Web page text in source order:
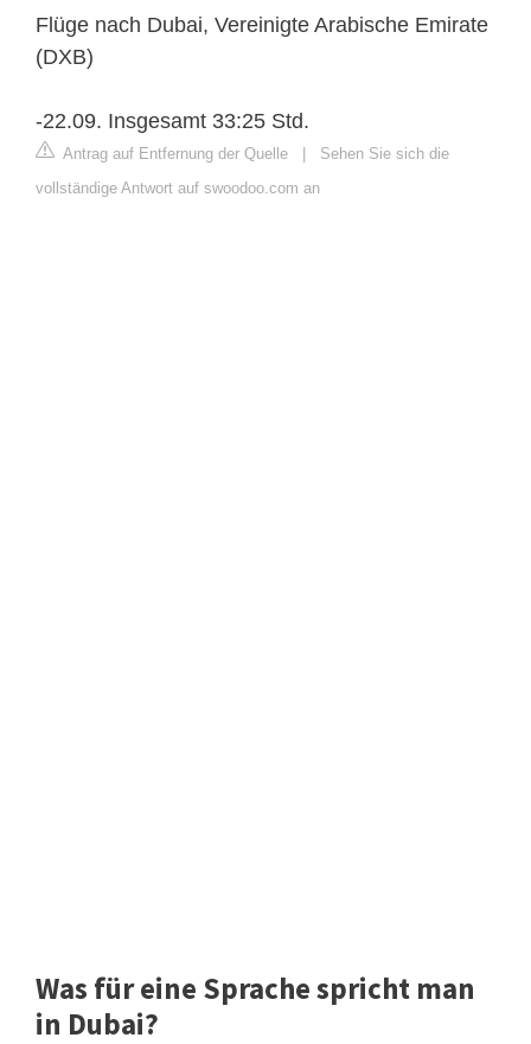
Flüge nach Dubai, Vereinigte Arabische Emirate
(DXB)
-22.09. Insgesamt 33:25 Std.
Antrag auf Entfernung der Quelle | Sehen Sie sich die
vollständige Antwort auf swoodoo.com an
Was für eine Sprache spricht man
in Dubai?